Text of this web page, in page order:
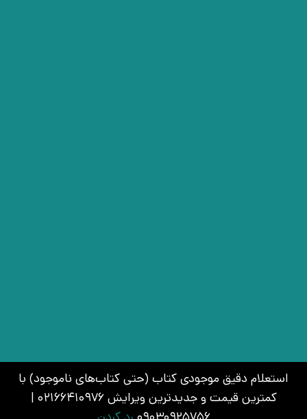
استعلام دقیق موجودی کتاب (حتی کتاب‌های ناموجود) با
کمترین قیمت و جدیدترین ویرایش 02166410976 |